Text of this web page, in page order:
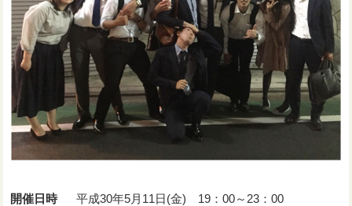
開催日時 平成30年5月11日(金) 19：00～23：00